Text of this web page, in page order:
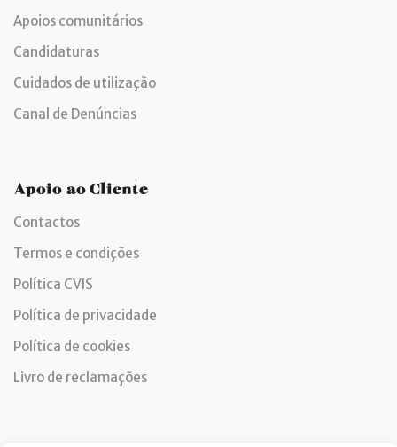
Apoios comunitários
Candidaturas
Cuidados de utilização
Canal de Denúncias
Apoio ao Cliente
Contactos
Termos e condições
Política CVIS
Política de privacidade
Política de cookies
Livro de reclamações